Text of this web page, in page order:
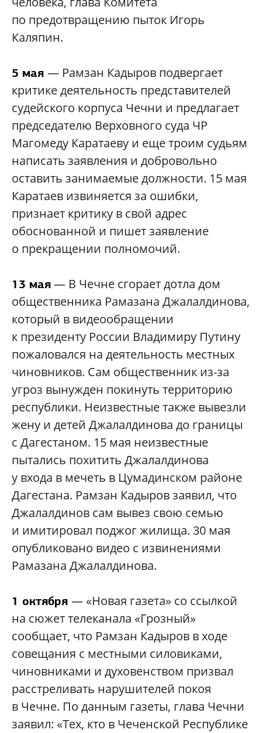
по предотвращению пыток Игорь
Каляпин.
5 мая — Рамзан Кадыров подвергает
критике деятельность представителей
судейского корпуса Чечни и предлагает
председателю Верховного суда ЧР
Магомеду Каратаеву и еще троим судьям
написать заявления и добровольно
оставить занимаемые должности. 15 мая
Каратаев извиняется за ошибки,
признает критику в свой адрес
обоснованной и пишет заявление
о прекращении полномочий.
13 мая— В Чечне сгорает дотла дом
общественника Рамазана Джалалдинова,
который в видеообращении
к президенту России Владимиру Путину
пожаловался на деятельность местных
чиновников. Сам общественник из-за
угроз вынужден покинуть территорию
республики. Неизвестные также вывезли
жену и детей Джалалдинова до границы
с Дагестаном. 15 мая неизвестные
пытались похитить Джалалдинова
у входа в мечеть в Цумадинском районе
Дагестана. Рамзан Кадыров заявил, что
Джалалдинов сам вывез свою семью
и имитировал поджог жилища. 30 мая
опубликовано видео с извинениями
Рамазана Джалалдинова.
1 октября — «Новая газета» со ссылкой
на сюжет телеканала «Грозный»
сообщает, что Рамзан Кадыров в ходе
совещания с местными силовиками,
чиновниками и духовенством призвал
расстреливать нарушителей покоя
в Чечне. По данным газеты, глава Чечни
заявил: «Тех, кто в Чеченской Республике